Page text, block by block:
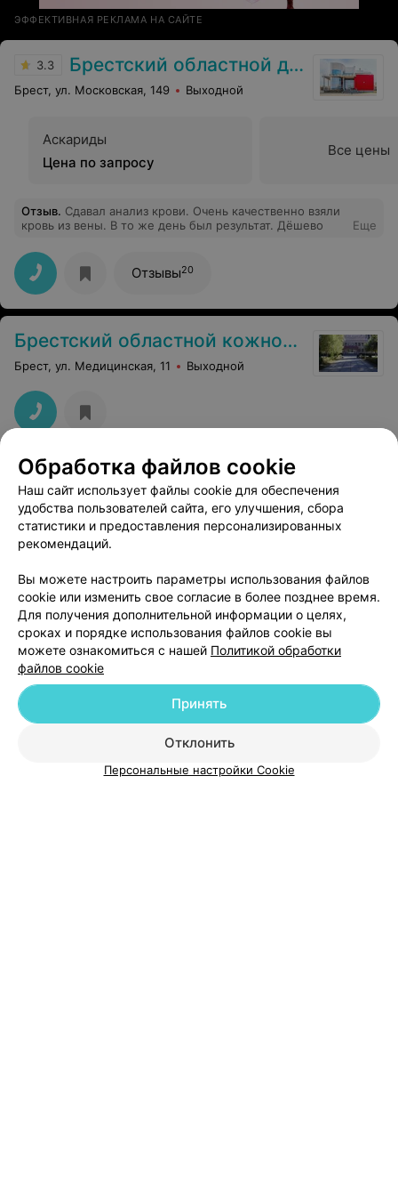
ЭФФЕКТИВНАЯ РЕКЛАМА НА САЙТЕ
3.3 Брестский областной диспансер спортивной медицины
Брест, ул. Московская, 149 Выходной
Аскариды
Цена по запросу
Все цены
Отзыв. Сдавал анализ крови. Очень качественно взяли
кровь из вены. В то же день был результат. Дёшево
Еще
Отзывы20
Брестский областной кожно-венерологический диспансер
Брест, ул. Медицинская, 11 Выходной
Добавить компанию
Обработка файлов cookie
Наш сайт использует файлы cookie для обеспечения
удобства пользователей сайта, его улучшения, сбора
статистики и предоставления персонализированных
рекомендаций.
Вы можете настроить параметры использования файлов
cookie или изменить свое согласие в более позднее время.
Для получения дополнительной информации о целях,
сроках и порядке использования файлов cookie вы
можете ознакомиться с нашей Политикой обработки
файлов cookie
Отклонить
Принять
Персональные настройки Cookie